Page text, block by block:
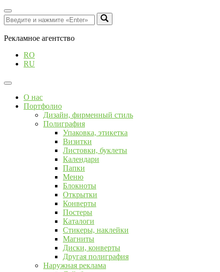
Рекламное агентство
RO
RU
О нас
Портфолио
Дизайн, фирменный стиль
Полиграфия
Упаковка, этикетка
Визитки
Листовки, буклеты
Календари
Папки
Меню
Блокноты
Открытки
Конверты
Постеры
Каталоги
Стикеры, наклейки
Магниты
Диски, конверты
Другая полиграфия
Наружная реклама